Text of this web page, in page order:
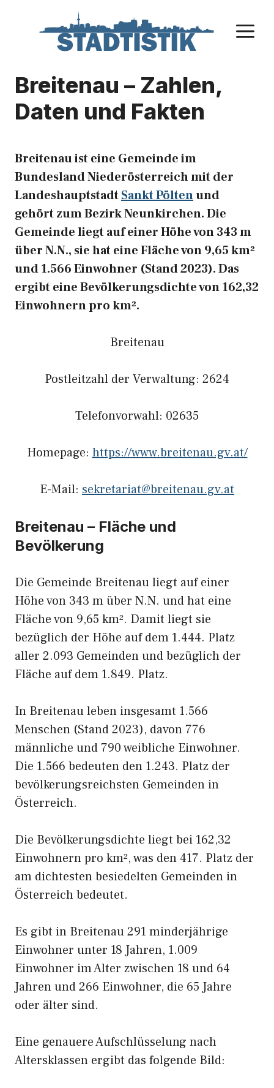
Breitenau – Zahlen,
Daten und Fakten
Breitenau ist eine Gemeinde im
Bundesland Niederösterreich mit der
LandeshauptstadtSankt Pöltenund
gehört zum Bezirk Neunkirchen. Die
Gemeinde liegt auf einer Höhe von 343 m
über N.N., sie hat eine Fläche von 9,65 km²
und 1.566 Einwohner (Stand 2023). Das
ergibt eine Bevölkerungsdichte von 162,32
Einwohnern pro km².
Breitenau
Postleitzahl der Verwaltung: 2624
Telefonvorwahl: 02635
Homepage: https://www.breitenau.gv.at/
E-Mail: sekretariat@breitenau.gv.at
Breitenau – Fläche und
Bevölkerung
Die Gemeinde Breitenau liegt auf einer
Höhe von 343 m über N.N. und hat eine
Fläche von 9,65 km². Damit liegt sie
bezüglich der Höhe auf dem 1.444. Platz
aller 2.093 Gemeinden und bezüglich der
Fläche auf dem 1.849. Platz.
In Breitenau leben insgesamt 1.566
Menschen (Stand 2023), davon 776
männliche und 790 weibliche Einwohner.
Die 1.566 bedeuten den 1.243. Platz der
bevölkerungsreichsten Gemeinden in
Österreich.
Die Bevölkerungsdichte liegt bei 162,32
Einwohnern pro km², was den 417. Platz der
am dichtesten besiedelten Gemeinden in
Österreich bedeutet.
Es gibt in Breitenau 291 minderjährige
Einwohner unter 18 Jahren, 1.009
Einwohner im Alter zwischen 18 und 64
Jahren und 266 Einwohner, die 65 Jahre
oder älter sind.
Eine genauere Aufschlüsselung nach
Altersklassen ergibt das folgende Bild: